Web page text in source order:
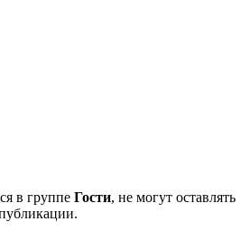
в группе Гости, не могут оставлять